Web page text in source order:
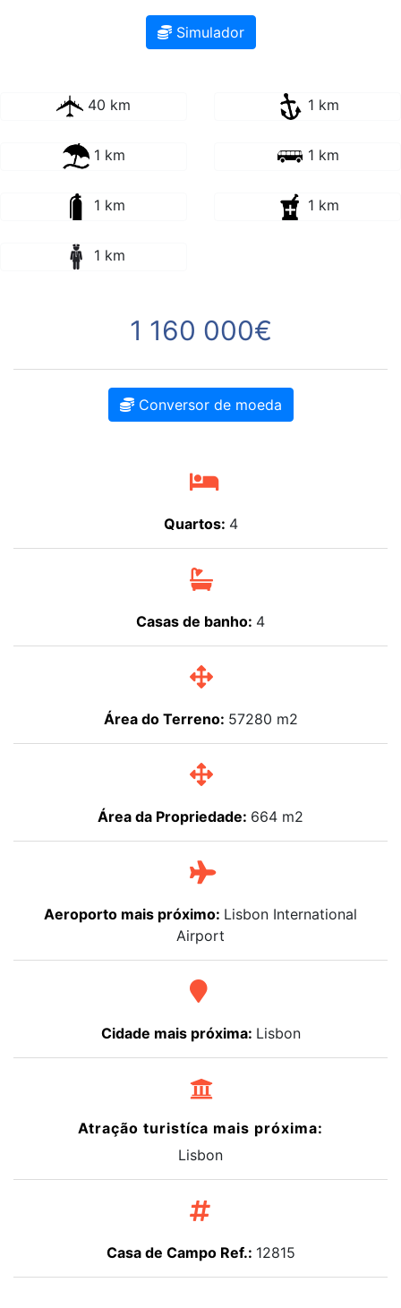
Simulador
40 km 1 km
1 km 1 km
1 km 1 km
1 km
1 160 000€
Conversor de moeda
Quartos: 4
Casas de banho: 4
Área do Terreno: 57280 m2
Área da Propriedade: 664 m2
Aeroporto mais próximo: Lisbon International
Airport
Cidade mais próxima: Lisbon
Atração turistíca mais próxima:
Lisbon
Casa de Campo Ref.: 12815